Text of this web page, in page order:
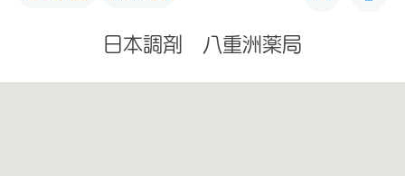
日本調剤 八重洲薬局